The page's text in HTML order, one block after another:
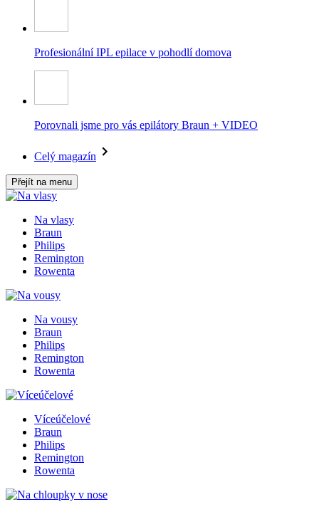
Profesionální IPL epilace v pohodlí domova
Porovnali jsme pro vás epilátory Braun + VIDEO
Celý magazín
Přejít na menu
Na vlasy
Braun
Philips
Remington
Rowenta
Na vousy
Braun
Philips
Remington
Rowenta
Víceúčelové
Braun
Philips
Remington
Rowenta